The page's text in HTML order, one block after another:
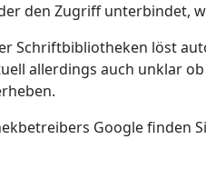
den Zugriff unterbindet,
Schriftbibliotheken löst
allerdings auch unklar
Google finden